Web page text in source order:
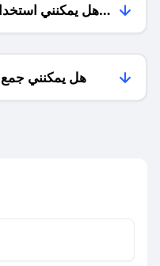
هل يمكنني
هل يمكنني